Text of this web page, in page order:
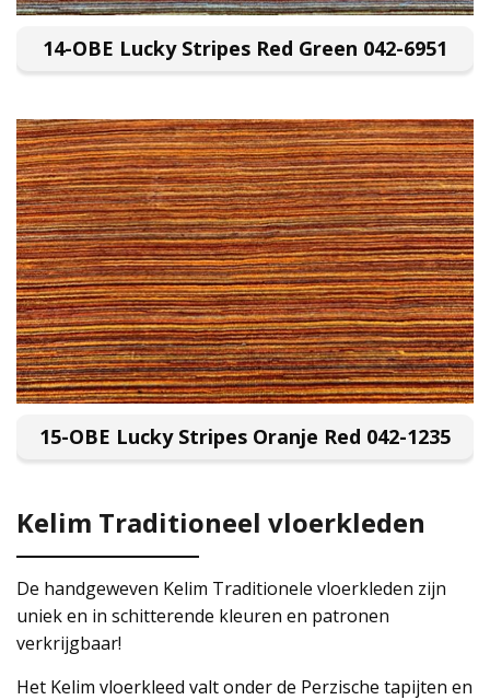
14-OBE Lucky Stripes Red Green 042-6951
15-OBE Lucky Stripes Oranje Red 042-1235
Kelim Traditioneel vloerkleden
De handgeweven Kelim Traditionele vloerkleden zijn
uniek en in schitterende kleuren en patronen
verkrijgbaar!
Het Kelim vloerkleed valt onder de Perzische tapijten en